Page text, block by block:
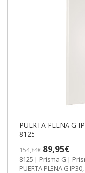
PUERTA PLENA G
8125
154,84€ 89,95€
8125 | Prisma G | Prisma | 15 | Puerta | Schneider
PUERTA PLENA G